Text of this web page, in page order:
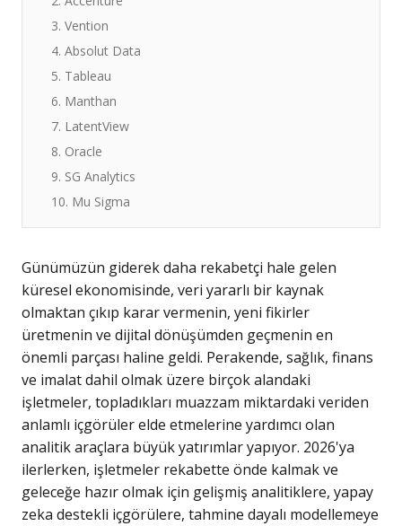
3. Vention
4. Absolut Data
5. Tableau
6. Manthan
7. LatentView
8. Oracle
9. SG Analytics
10. Mu Sigma
Günümüzün giderek daha rekabetçi hale gelen
küresel ekonomisinde, veri yararlı bir kaynak
olmaktan çıkıp karar vermenin, yeni fikirler
üretmenin ve dijital dönüşümden geçmenin en
önemli parçası haline geldi. Perakende, sağlık, finans
ve imalat dahil olmak üzere birçok alandaki
işletmeler, topladıkları muazzam miktardaki veriden
anlamlı içgörüler elde etmelerine yardımcı olan
analitik araçlara büyük yatırımlar yapıyor. 2026'ya
ilerlerken, işletmeler rekabette önde kalmak ve
geleceğe hazır olmak için gelişmiş analitiklere, yapay
zeka destekli içgörülere, tahmine dayalı modellemeye